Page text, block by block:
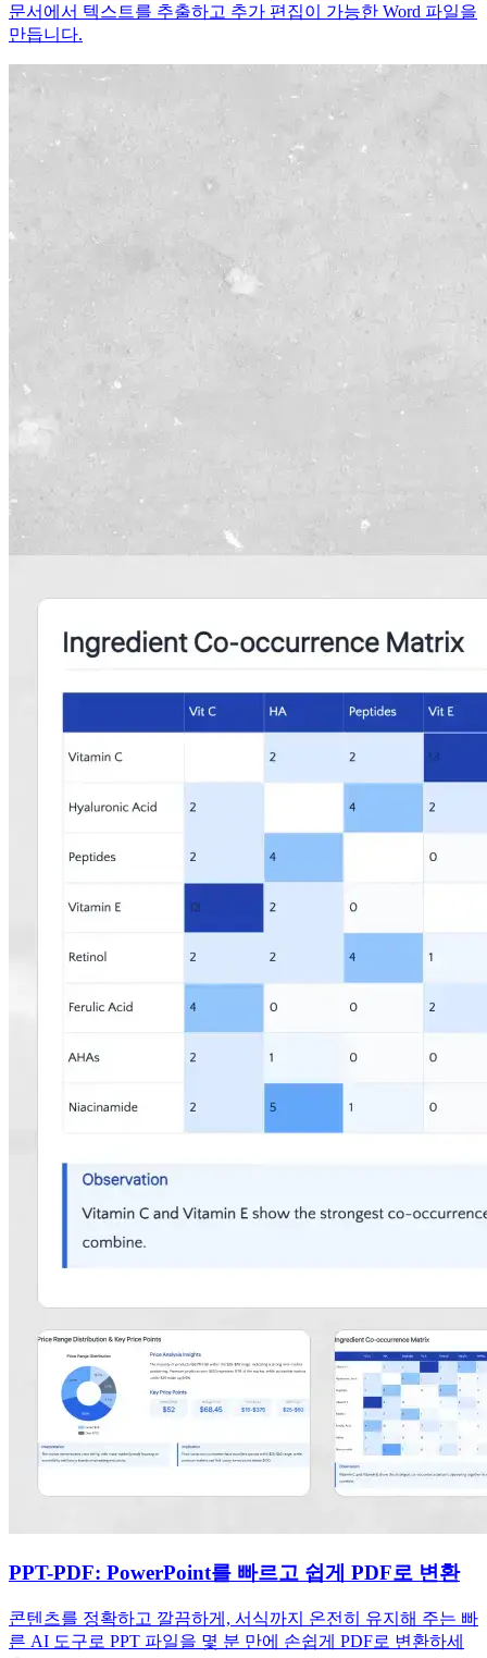
문서에서 텍스트를 추출하고 추가 편집이 가능한 Word 파일을
만듭니다.
PPT-PDF: PowerPoint를 빠르고 쉽게 PDF로 변환
콘텐츠를 정확하고 깔끔하게, 서식까지 온전히 유지해 주는 빠
른 AI 도구로 PPT 파일을 몇 분 만에 손쉽게 PDF로 변환하세